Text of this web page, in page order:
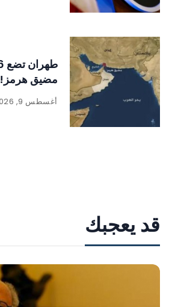
مضيق هرمز!
أغسطس 9, 2026
قد يعجبك